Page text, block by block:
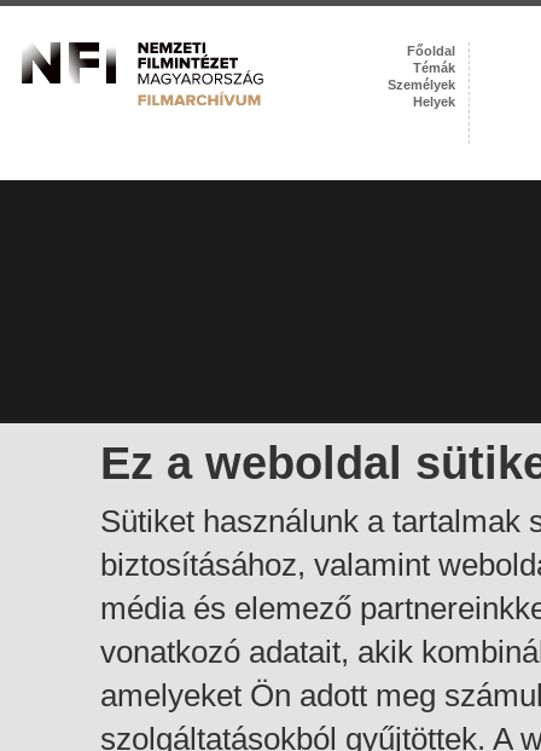
Ez a weboldal
Sütiket használunk a tartalmak
biztosításához, valamint
média és elemező
vonatkozó adatait, akik
amelyeket Ön adott meg
szolgáltatásokból gyűjtöttek. A
Főoldal
Témák
Személyek
Helyek